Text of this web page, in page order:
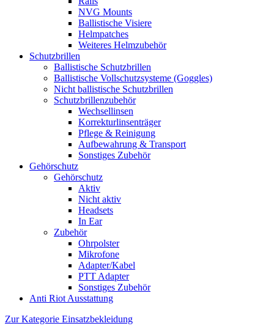
NVG Mounts
Ballistische Visiere
Helmpatches
Weiteres Helmzubehör
Schutzbrillen
Ballistische Schutzbrillen
Ballistische Vollschutzsysteme (Goggles)
Nicht ballistische Schutzbrillen
Schutzbrillenzubehör
Wechsellinsen
Korrekturlinsenträger
Pflege & Reinigung
Aufbewahrung & Transport
Sonstiges Zubehör
Gehörschutz
Gehörschutz
Aktiv
Nicht aktiv
Headsets
In Ear
Zubehör
Ohrpolster
Mikrofone
Adapter/Kabel
PTT Adapter
Sonstiges Zubehör
Anti Riot Ausstattung
Zur Kategorie Einsatzbekleidung